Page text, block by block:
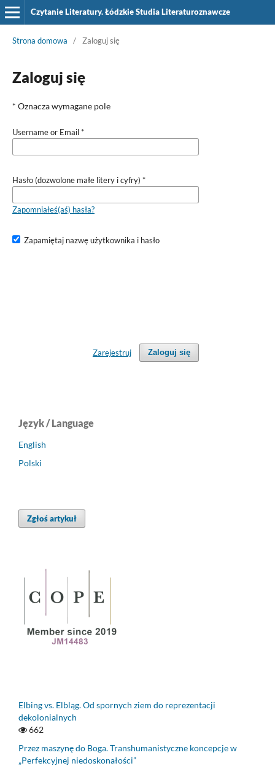
Czytanie Literatury. Łódzkie Studia Literaturoznawcze
Strona domowa / Zaloguj się
Zaloguj się
* Oznacza wymagane pole
Username or Email*
Hasło (dozwolone małe litery i cyfry) *
Zapomniałeś(aś) hasła?
Zapamiętaj nazwę użytkownika i hasło
Zaloguj się
Zarejestruj
Język / Language
English
Polski
Zgłoś artykuł
Elbing vs. Elbląg. Od spornych ziem do reprezentacji
dekolonialnych
662
Przez maszynę do Boga. Transhumanistyczne koncepcje w
„Perfekcyjnej niedoskonałości”